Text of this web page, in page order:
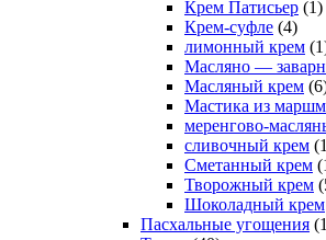
Крем Патисьер (1)
Крем-суфле (4)
лимонный крем
Масляно —
Масляный крем
Мастика из
меренгово-
сливочный крем
Сметанный крем
Творожный крем
Шоколадный крем
Пасхальные угощения